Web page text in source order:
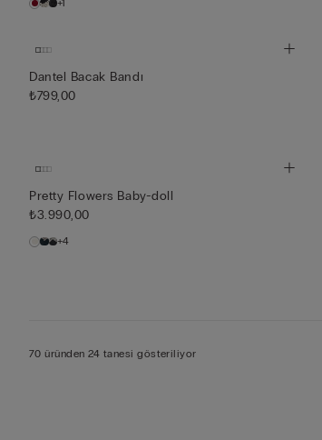
+1
Dantel Bacak Bandı
₺799,00
Pretty Flowers Baby-doll
₺3.990,00
+4
70 üründen 24 tanesi gösteriliyor